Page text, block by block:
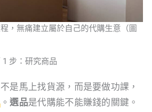
，無痛建立屬於自己的代購生意（圖
1 步：研究商品
是馬上找貨源，而是要做功課，
。選品是代購能不能賺錢的關鍵。